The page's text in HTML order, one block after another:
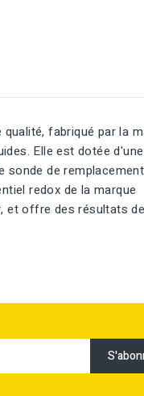
fabriqué par la
Elle est dotée d'une
sonde de remplacement
redox de la marque
et offre des résultats de